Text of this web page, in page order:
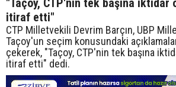
itiraf etti"
CTP Milletvekili Devrim Barçın, UBP
Taçoy'un seçim konusundaki
çekerek, "Taçoy, CTP'nin tek başına
itiraf etti" dedi.